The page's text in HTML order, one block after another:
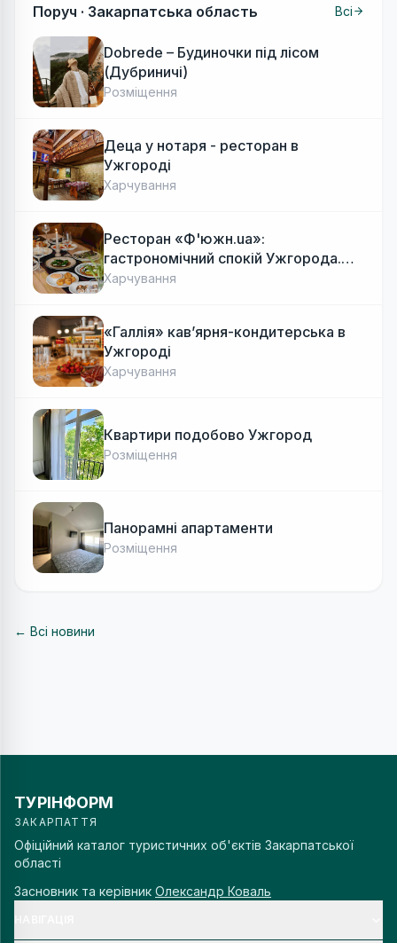
Поруч · Закарпатська область Всі
Dobrede – Будиночки під лісом
(Дубриничі)
Розміщення
Деца у нотаря - ресторан в
Ужгороді
Харчування
Ресторан «Ф'южн.ua»:
гастрономічний спокій Ужгорода.
Авторська локальна кухня, затишок
Харчування
«Галлія» кав’ярня-кондитерська в
Ужгороді
Харчування
Квартири подобово Ужгород
Розміщення
Панорамні апартаменти
Розміщення
← Всі новини
ТУРІНФОРМ
ЗАКАРПАТТЯ
Офіційний каталог туристичних об'єктів Закарпатської
області
Засновник та керівник Олександр Коваль